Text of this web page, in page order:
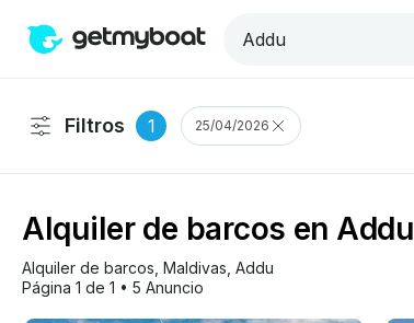
Filtros 1 25/04/2026
Alquiler de barcos en Addu
Alquiler de barcos Maldivas Addu
Página 1 de 1 • 5 Anuncio